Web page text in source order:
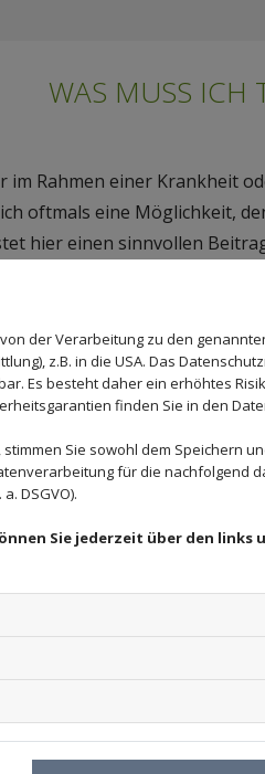
WAS MUSS ICH
im Rahmen einer Krankheit
oftmals eine Möglichkeit,
hier einen sinnvollen
, damit es fest
schneiden wir den
wir deine Haare wie gewohnt
wird!Um das Haar
gilt: Je länger das Haar
deine Haare einem
MIT WENIG
sowohl
, wenn es schonend
und gepflegten Zustand
verarbeitet
Farbe aufweisen wie die
der Verarbeitung zu den
z.B. in die USA. Das
Es besteht daher ein erhöhtes
finden Sie in den
stimmen Sie sowohl dem Speichern
für die nachfolgend
DSGVO).
Sie jederzeit über den